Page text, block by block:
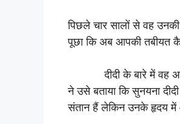
पिछले चार सालों से वह उनकी
पूछा कि अब आपकी तबीयत
दीदी के बारे में वह अभी
ने उसे बताया कि सुनयना
संतान हैं लेकिन उनके हृदय में